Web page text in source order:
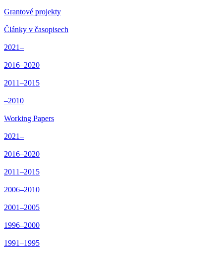
Grantové projekty
Články v časopisech
2021–
2016–2020
2011–2015
–2010
Working Papers
2021–
2016–2020
2011–2015
2006–2010
2001–2005
1996–2000
1991–1995